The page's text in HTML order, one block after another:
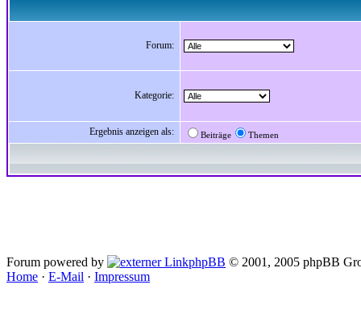
Forum:
Kategorie:
Ergebnis anzeigen als: Beiträge Themen
Forum powered by phpBB © 2001, 2005 phpBB
Home · E-Mail · Impressum